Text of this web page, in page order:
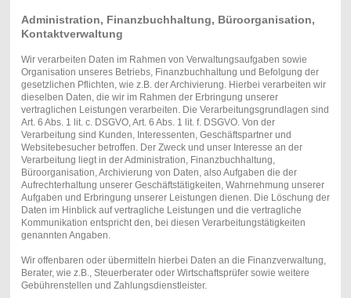
Administration, Finanzbuchhaltung, Büroorganisation,
Kontaktverwaltung
Wir verarbeiten Daten im Rahmen von Verwaltungsaufgaben sowie
Organisation unseres Betriebs, Finanzbuchhaltung und Befolgung der
gesetzlichen Pflichten, wie z.B. der Archivierung. Hierbei verarbeiten wir
dieselben Daten, die wir im Rahmen der Erbringung unserer
vertraglichen Leistungen verarbeiten. Die Verarbeitungsgrundlagen sind
Art. 6 Abs. 1 lit. c. DSGVO, Art. 6 Abs. 1 lit. f. DSGVO. Von der
Verarbeitung sind Kunden, Interessenten, Geschäftspartner und
Websitebesucher betroffen. Der Zweck und unser Interesse an der
Verarbeitung liegt in der Administration, Finanzbuchhaltung,
Büroorganisation, Archivierung von Daten, also Aufgaben die der
Aufrechterhaltung unserer Geschäftstätigkeiten, Wahrnehmung unserer
Aufgaben und Erbringung unserer Leistungen dienen. Die Löschung der
Daten im Hinblick auf vertragliche Leistungen und die vertragliche
Kommunikation entspricht den, bei diesen Verarbeitungstätigkeiten
genannten Angaben.
Wir offenbaren oder übermitteln hierbei Daten an die Finanzverwaltung,
Berater, wie z.B., Steuerberater oder Wirtschaftsprüfer sowie weitere
Gebührenstellen und Zahlungsdienstleister.